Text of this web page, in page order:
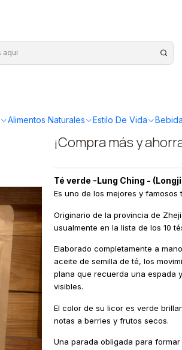
Alimentos Naturales Estilo De Vida
orgánico
¡Compra más y
Té verde -Lung Ching -
Es uno de los mejores y
Originario de la provincia de
usualmente en la lista de los 10
Elaborado completamente a
aceite de semilla de té, los
plana que recuerda una espada
visibles.
El color de su licor es verde
notas a berries y frutos secos.
Una parada obligada para